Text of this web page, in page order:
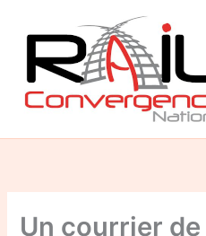
contenu
Un courrier de